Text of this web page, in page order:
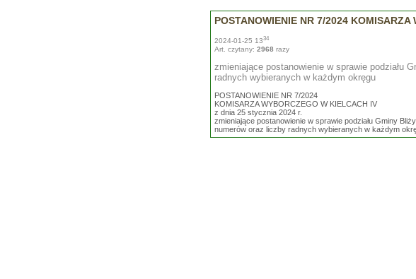
POSTANOWIENIE NR 7/2024
2024-01-25 1334
Art. czytany: 2968 razy
zmieniające postanowienie w sprawie podziału
radnych wybieranych w każdym okręgu
POSTANOWIENIE NR 7/2024
KOMISARZA WYBORCZEGO W KIELCACH IV
z dnia 25 stycznia 2024 r.
zmieniające postanowienie w sprawie podziału Gminy
numerów oraz liczby radnych wybieranych w każdym